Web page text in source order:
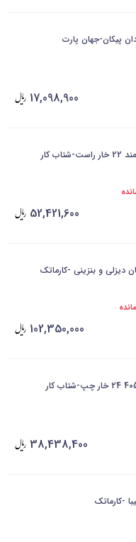
پیکان-جهان پارت
17,098,900
کار
52,421,600
102,350,000
38,438,400